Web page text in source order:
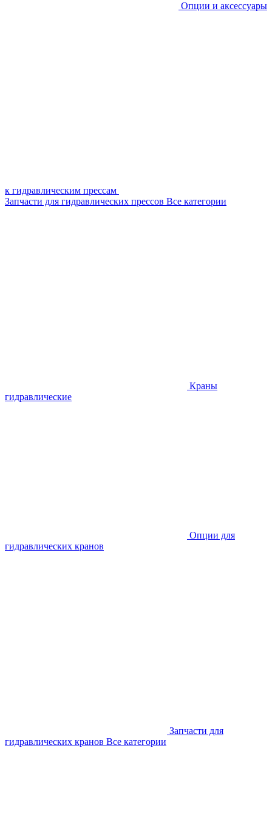
Опции и аксессуары
к гидравлическим прессам
Запчасти для гидравлических прессов Все категории
Краны
гидравлические
Опции для
гидравлических кранов
Запчасти для
гидравлических кранов Все категории